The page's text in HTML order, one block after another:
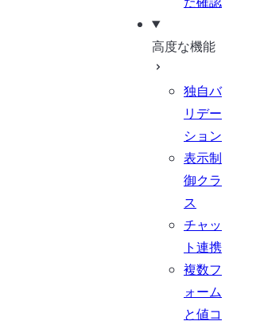
高度な機能
独自バ
リデー
ション
表示制
御クラ
ス
チャッ
ト連携
複数フ
ォーム
と値コ